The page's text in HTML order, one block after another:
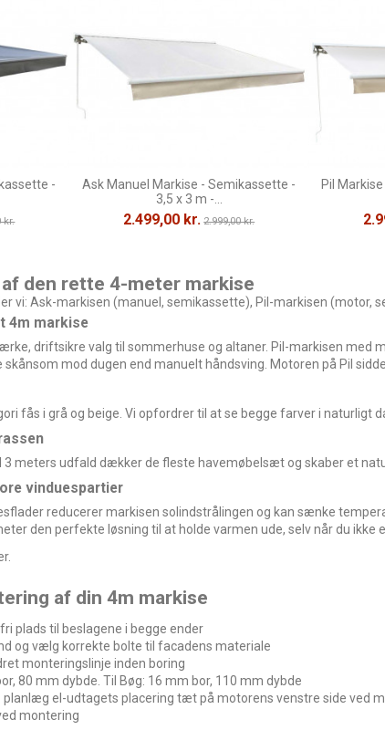
-
kr.
Ask Manuel Markise - Semikassette -
3,5 x 3 m -...
2.499,00 kr. 2.999,00 kr.
Pil
den rette 4-meter markise
vi: Ask-markisen (manuel, semikassette), Pil-markisen
4m markise
driftsikre valg til sommerhuse og altaner. Pil-markisen
mod dugen end manuelt håndsving. Motoren på Pil
fås i grå og beige. Vi opfordrer til at se begge farver i naturligt
3 meters udfald dækker de fleste havemøbelsæt og skaber et
vinduespartier
reducerer markisen solindstrålingen og kan sænke
den perfekte løsning til at holde varmen ude, selv når du ikke
af din 4m markise
plads til beslagene i begge ender
og vælg korrekte bolte til facadens materiale
monteringslinje inden boring
80 mm dybde. Til Bøg: 16 mm bor, 110 mm dybde
planlæg el-udtagets placering tæt på motorens venstre side ved
montering